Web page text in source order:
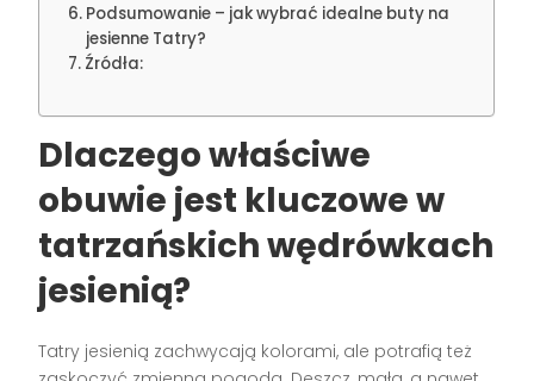
Podsumowanie – jak wybrać idealne buty na
jesienne Tatry?
Źródła:
Dlaczego właściwe
obuwie jest kluczowe w
tatrzańskich wędrówkach
jesienią?
Tatry jesienią zachwycają kolorami, ale potrafią też